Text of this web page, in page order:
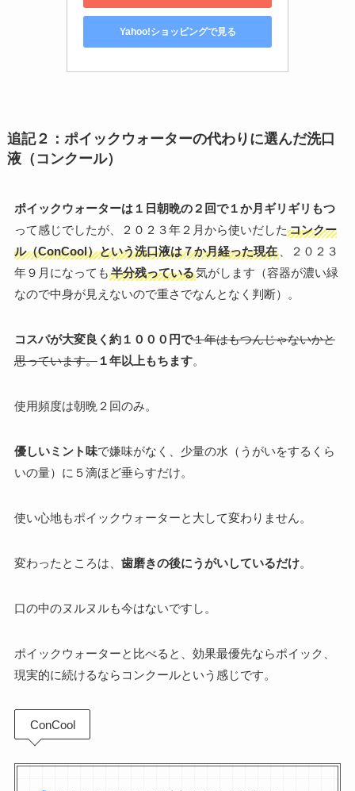
Yahoo!ショッピングで見る
追記２：ポイックウォーターの代わりに選んだ洗口
液（コンクール）
ポイックウォーターは１日朝晩の２回で１か月ギリギリもつ
って感じでしたが、２０２３年２月から使いだした コンクー
ル（ConCool）という洗口液は７か月経った現在、２０２３
年９月になっても 半分残っている気がします（容器が濃い緑
なので中身が見えないので重さでなんとなく判断）。
コスパが大変良く約１０００円で１年はもつんじゃないかと
思っています。１年以上もちます。
使用頻度は朝晩２回のみ。
優しいミント味で嫌味がなく、少量の水（うがいをするくら
いの量）に５滴ほど垂らすだけ。
使い心地もポイックウォーターと大して変わりません。
変わったところは、 歯磨きの後にうがいしているだけ。
口の中のヌルヌルも今はないですし。
ポイックウォーターと比べると、効果最優先ならポイック、
現実的に続けるならコンクールという感じです。
ConCool